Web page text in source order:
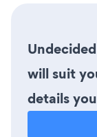
will suit
details